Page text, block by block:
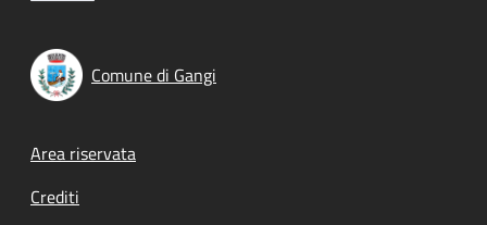
Comune di Gangi
Footer menu
Area riservata
Crediti